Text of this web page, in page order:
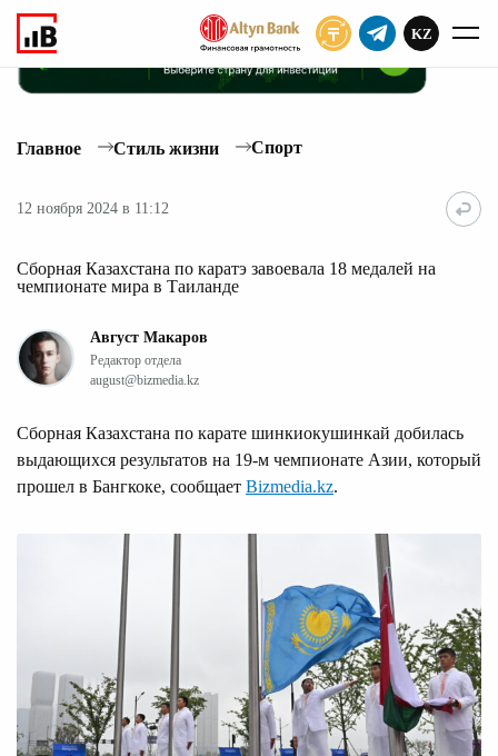
KZ
Главное Стиль жизни Спорт
12 ноября 2024 в 11:12
Сборная Казахстана по каратэ завоевала 18 медалей на
чемпионате мира в Таиланде
Август Макаров
Редактор отдела
august@bizmedia.kz
Сборная Казахстана по карате шинкиокушинкай добилась
выдающихся результатов на 19-м чемпионате Азии, который
прошел в Бангкоке, сообщает Bizmedia.kz.